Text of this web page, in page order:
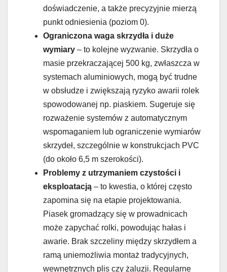
doświadczenie, a także precyzyjnie mierzą
punkt odniesienia (poziom 0).
Ograniczona waga skrzydła i duże
wymiary – to kolejne wyzwanie. Skrzydła o
masie przekraczającej 500 kg, zwłaszcza w
systemach aluminiowych, mogą być trudne
w obsłudze i zwiększają ryzyko awarii rolek
spowodowanej np. piaskiem. Sugeruje się
rozważenie systemów z automatycznym
wspomaganiem lub ograniczenie wymiarów
skrzydeł, szczególnie w konstrukcjach PVC
(do około 6,5 m szerokości).
Problemy z utrzymaniem czystości i
eksploatacją – to kwestia, o której często
zapomina się na etapie projektowania.
Piasek gromadzący się w prowadnicach
może zapychać rolki, powodując hałas i
awarie. Brak szczeliny między skrzydłem a
ramą uniemożliwia montaż tradycyjnych,
wewnętrznych plis czy żaluzji. Regularne